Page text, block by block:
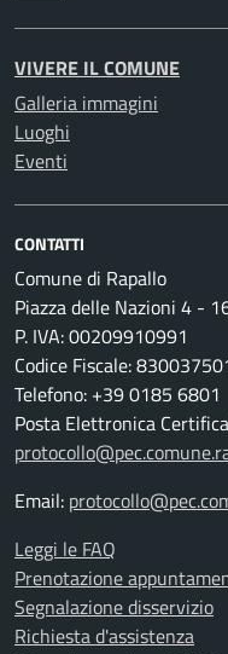
VIVERE IL COMUNE
Galleria immagini
Luoghi
Eventi
CONTATTI
Comune di Rapallo
Piazza delle Nazioni 4 -
P. IVA: 00209910991
Codice Fiscale:
Telefono: +39 0185 6801
Posta Elettronica
Email:
Leggi le FAQ
Prenotazione
Segnalazione disservizio
Richiesta d'assistenza